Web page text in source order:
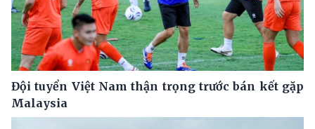
Đội tuyển Việt Nam thận trọng trước bán kết gặp
Malaysia